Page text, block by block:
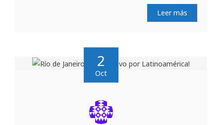
Leer más
2
Oct